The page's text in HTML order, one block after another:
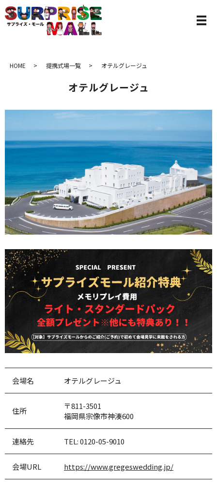
HOME 提携式場一覧 オテルグレージュ
オテルグレージュ
会場名 オテルグレージュ
住所
〒811-3501
福岡県宗像市神湊600
連絡先 TEL:0120-05-9010
会場URL https://www.gregeswedding.jp/